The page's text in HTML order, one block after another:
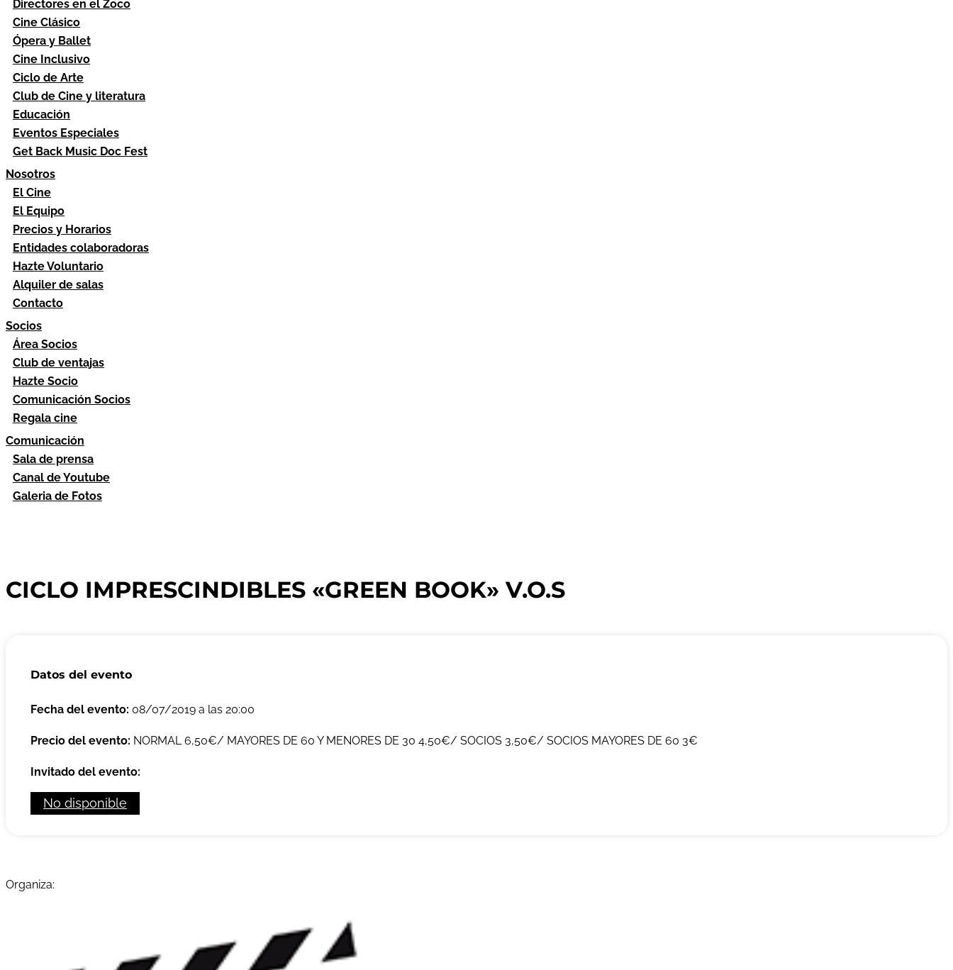
Directores en el Zoco
Cine Clásico
Ópera y Ballet
Cine Inclusivo
Ciclo de Arte
Club de Cine y literatura
Educación
Eventos Especiales
Get Back Music Doc Fest
Nosotros
El Cine
El Equipo
Precios y Horarios
Entidades colaboradoras
Hazte Voluntario
Alquiler de salas
Contacto
Socios
Área Socios
Club de ventajas
Hazte Socio
Comunicación Socios
Regala cine
Comunicación
Sala de prensa
Canal de Youtube
Galeria de Fotos
CICLO IMPRESCINDIBLES «GREEN BOOK» V.O.S
Datos del evento
Fecha del evento: 08/07/2019 a las 20:00
Precio del evento: NORMAL 6,50€/ MAYORES DE 60 Y MENORES DE 30 4,50€/ SOCIOS 3,50€/ SOCIOS MAYORES DE 60 3€
Invitado del evento:
No disponible
Organiza: